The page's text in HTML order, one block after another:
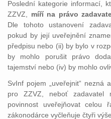
Poslední kategorie informací,
ZZVZ, míří na právo
Dle tohoto ustanovení
pokud by její uveřejnění
předpisu nebo (ii) by bylo v
by mohlo porušit právo
tajemství nebo (iv) by mohlo
SvInf pojem „uveřejnit“ nezná
pro ZZVZ, neboť zadavatel
povinnost uveřejňovat celou
zákonodárce vyčleňuje čtyři